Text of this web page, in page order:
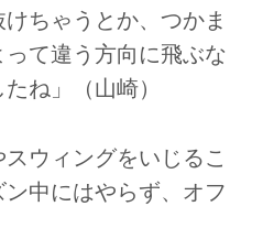
ちゃうとか、つかま
て違う方向に飛ぶな
ね」（山崎）
ウィングをいじるこ
中にはやらず、オフ